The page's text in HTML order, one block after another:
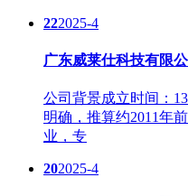
222025-4
广东威莱仕科技有限
公司背景成立时间：
明确，推算约2011年
业，专
202025-4